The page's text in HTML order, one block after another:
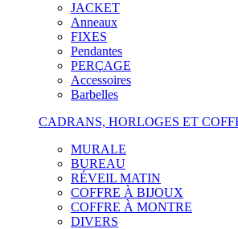
JACKET
Anneaux
FIXES
Pendantes
PERÇAGE
Accessoires
Barbelles
CADRANS, HORLOGES ET
MURALE
BUREAU
RÉVEIL MATIN
COFFRE À BIJOUX
COFFRE À MONTRE
DIVERS